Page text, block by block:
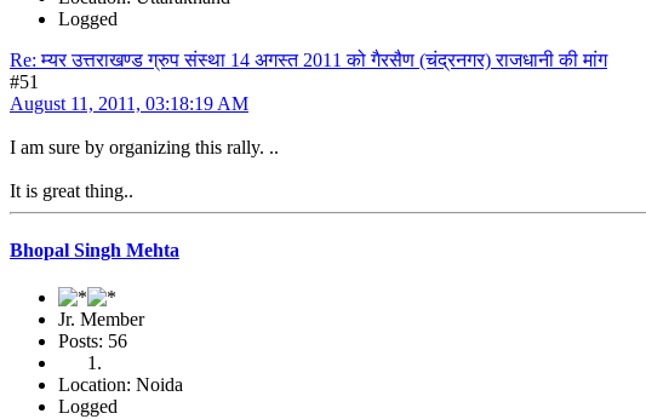
Logged
Re: म्यर उत्तराखण्ड ग्रुप संस्था 14 अगस्त 2011 को गैरसैण (चंद्रनगर) राजधानी की मांग
#51
August 11, 2011, 03:18:19 AM
I am sure by organizing this rally. ..
It is great thing..
Bhopal Singh Mehta
Jr. Member
Posts: 56
Location: Noida
Logged